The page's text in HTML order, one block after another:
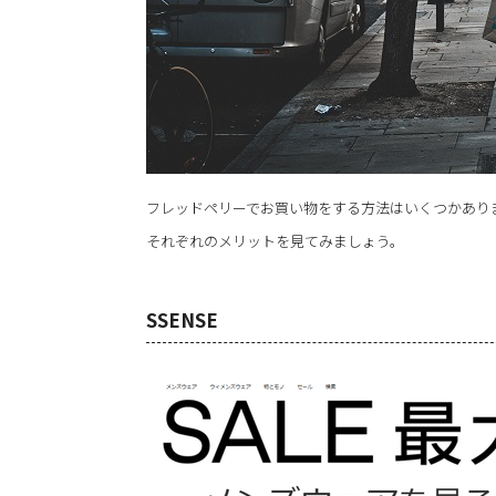
フレッドペリーでお買い物をする方法はいくつかあり
それぞれのメリットを見てみましょう。
SSENSE